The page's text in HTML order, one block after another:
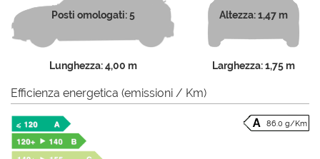
Posti omologati: 5
Lunghezza: 4,00 m
Altezza: 1,47 m
Larghezza: 1,75 m
Efficienza energetica (emissioni / Km)
86.0 g/Km